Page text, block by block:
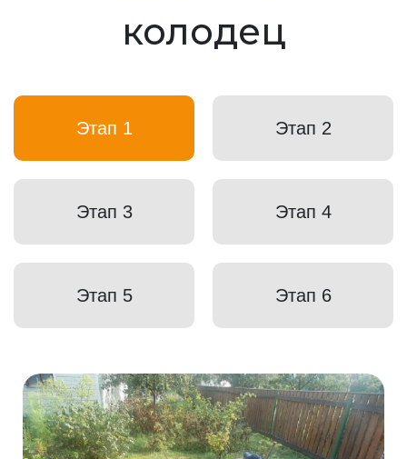
колодец
Этап 1 Этап 2
Этап 3 Этап 4
Этап 5 Этап 6